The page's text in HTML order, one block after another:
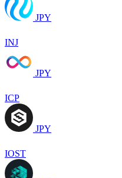
JPY
INJ
JPY
ICP
JPY
IOST